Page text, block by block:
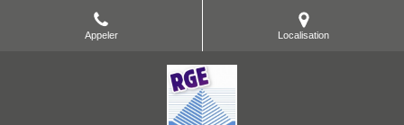
Appeler Localisation